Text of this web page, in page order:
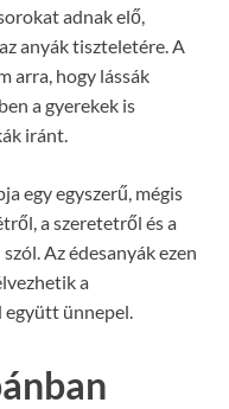
adnak elő,
anyák tiszteletére. A
arra, hogy lássák
a gyerekek is
iránt.
egy egyszerű, mégis
a szeretetről és a
Az édesanyák ezen
a
együtt ünnepel.